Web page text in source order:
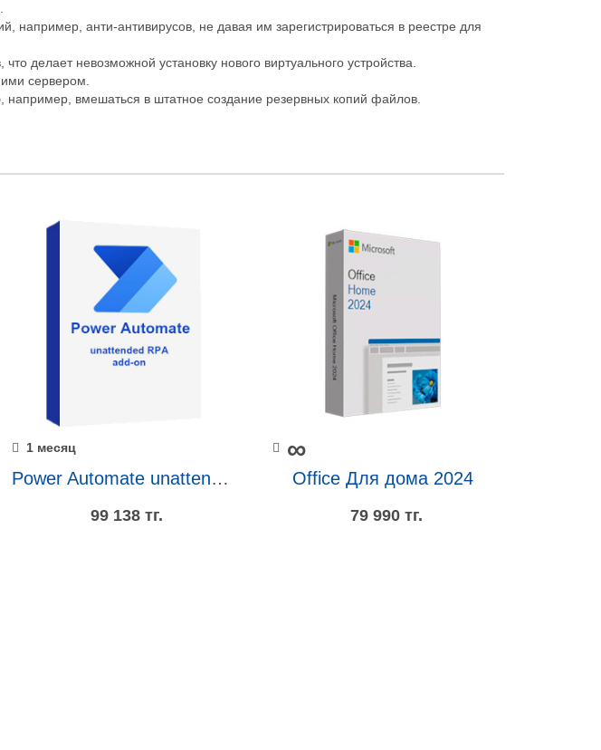
например, анти-антивирусов, не давая им зарегистрироваться в реестре для
делает невозможной установку нового виртуального устройства.
сервером.
вмешаться в штатное создание резервных копий файлов.
1 месяц
Power Automate unattended RPA add-on
99 138 тг.
∞
Office Для дома 2024
79 990 тг.